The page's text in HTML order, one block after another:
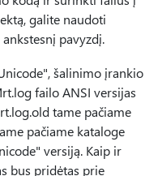
galite naudoti
pavyzdį.
šalinimo įrankio
failo ANSI versijas
tame pačiame
pačiame kataloge
versiją. Kaip ir
bus pridėtas prie